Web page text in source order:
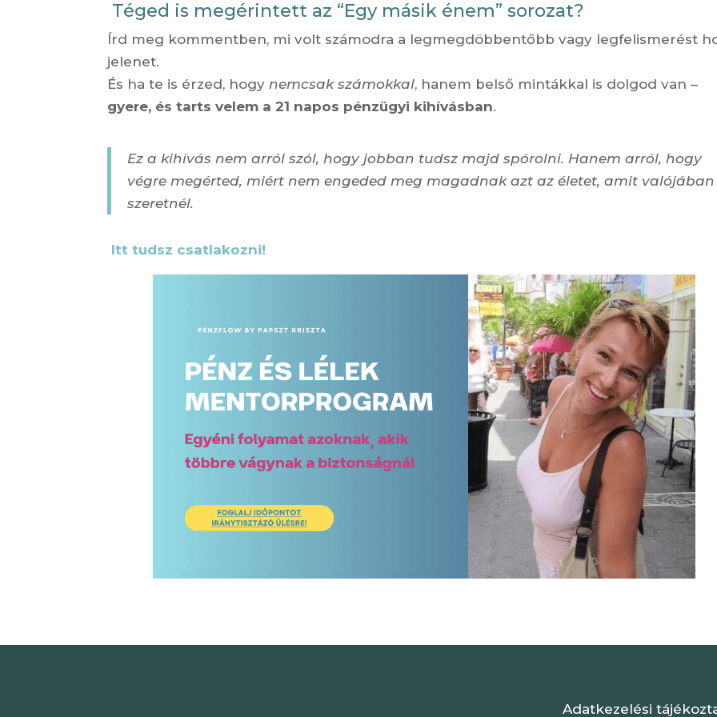
Téged is megérintett az “Egy másik énem” sorozat?
Írd meg kommentben, mi volt számodra a legmegdöbbentőbb vagy legfelismerést
jelenet.
És ha te is érzed, hogynemcsak számokkal, hanem belső mintákkal is dolgod van –
gyere, és tarts velem a 21 napos pénzügyi kihívásban.
Ez a kihívás nem arról szól, hogy jobban tudsz majd spórolni. Hanem arról, hogy
végre megérted, miért nem engeded meg magadnak azt az életet, amit valójában
szeretnél.
Itt tudsz csatlakozni!
Adatkezelési